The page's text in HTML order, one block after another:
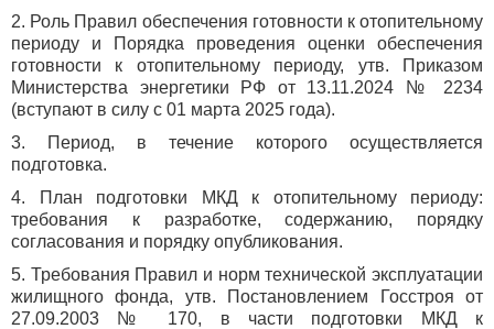
2. Роль Правил обеспечения готовности к отопительному
периоду и Порядка проведения оценки обеспечения
готовности к отопительному периоду, утв. Приказом
Министерства энергетики РФ от 13.11.2024 № 2234
(вступают в силу с 01 марта 2025 года).
3. Период, в течение которого осуществляется
подготовка.
4. План подготовки МКД к отопительному периоду:
требования к разработке, содержанию, порядку
согласования и порядку опубликования.
5. Требования Правил и норм технической эксплуатации
жилищного фонда, утв. Постановлением Госстроя от
27.09.2003 № 170, в части подготовки МКД к